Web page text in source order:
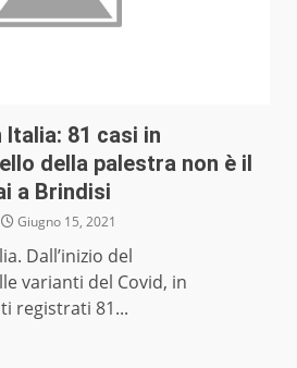
81 casi in
della palestra non è il
a Brindisi
Giugno 15, 2021
Dall’inizio del
varianti del Covid, in
registrati 81...